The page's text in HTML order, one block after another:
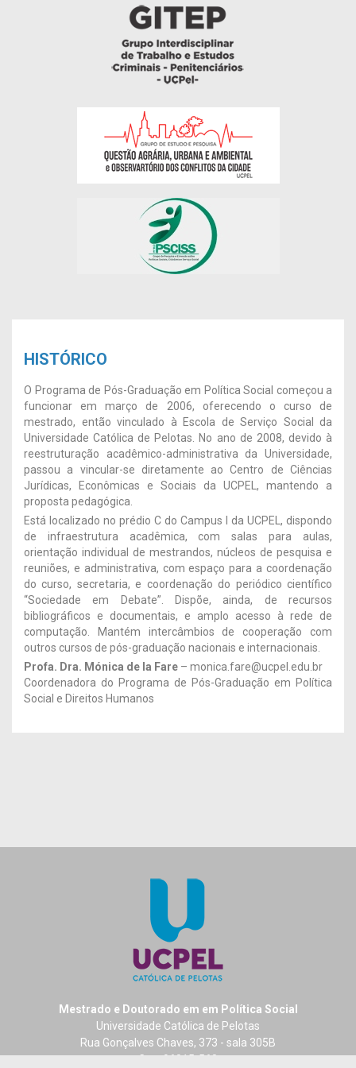
HISTÓRICO
O Programa de Pós-Graduação em Política Social começou a
funcionar em março de 2006, oferecendo o curso de
mestrado, então vinculado à Escola de Serviço Social da
Universidade Católica de Pelotas. No ano de 2008, devido à
reestruturação acadêmico-administrativa da Universidade,
passou a vincular-se diretamente ao Centro de Ciências
Jurídicas, Econômicas e Sociais da UCPEL, mantendo a
proposta pedagógica.
Está localizado no prédio C do Campus I da UCPEL, dispondo
de infraestrutura acadêmica, com salas para aulas,
orientação individual de mestrandos, núcleos de pesquisa e
reuniões, e administrativa, com espaço para a coordenação
do curso, secretaria, e coordenação do periódico científico
“Sociedade em Debate”. Dispõe, ainda, de recursos
bibliográficos e documentais, e amplo acesso à rede de
computação. Mantém intercâmbios de cooperação com
outros cursos de pós-graduação nacionais e internacionais.
Profa. Dra. Mónica de la Fare – monica.fare@ucpel.edu.br
Coordenadora do Programa de Pós-Graduação em Política
Social e Direitos Humanos
Mestrado e Doutorado em em Política Social
Universidade Católica de Pelotas
Rua Gonçalves Chaves, 373 - sala 305B
Cep: 96015-560